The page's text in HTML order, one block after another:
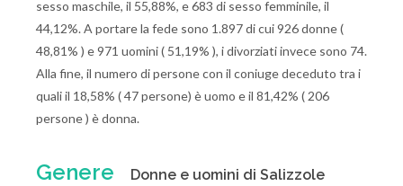
sesso maschile, il 55,88%, e 683 di sesso femminile, il
44,12%. A portare la fede sono 1.897 di cui 926 donne (
48,81% ) e 971 uomini ( 51,19% ), i divorziati invece sono 74.
Alla fine, il numero di persone con il coniuge deceduto tra i
quali il 18,58% ( 47 persone) è uomo e il 81,42% ( 206
persone ) è donna.
Genere Donne e uomini di Salizzole